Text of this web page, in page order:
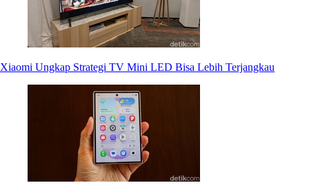
Xiaomi Ungkap Strategi TV Mini LED Bisa Lebih Terjangkau